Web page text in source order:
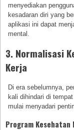
menyediakan
kesadaran diri yang
aplikasi ini dapat
mental.
3. Normalisasi
Kerja
Di era sebelumnya,
kali dihindari di
mulai menyadari
Program